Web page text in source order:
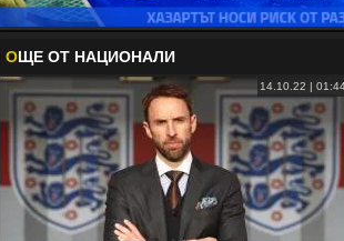
ОЩЕ ОТ НАЦИОНАЛИ
14.10.22 |